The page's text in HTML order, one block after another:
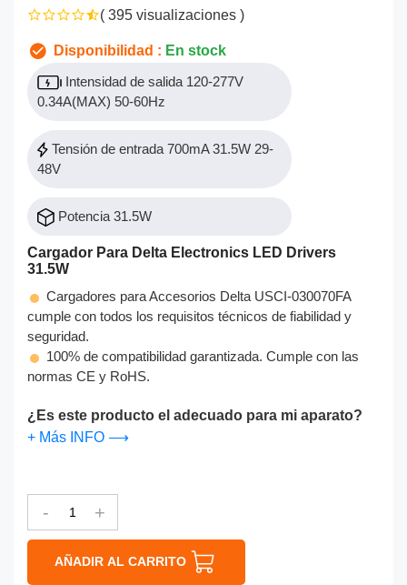
( 395 visualizaciones )
Disponibilidad : En stock
Intensidad de salida 120-277V
0.34A(MAX) 50-60Hz
Tensión de entrada 700mA 31.5W 29-
48V
Potencia 31.5W
Cargador Para Delta Electronics LED Drivers
31.5W
Cargadores para Accesorios Delta USCI-030070FA
cumple con todos los requisitos técnicos de fiabilidad y
seguridad.
100% de compatibilidad garantizada. Cumple con las
normas CE y RoHS.
¿Es este producto el adecuado para mi aparato?
+ Más INFO ⟶
- +
AÑADIR AL CARRITO